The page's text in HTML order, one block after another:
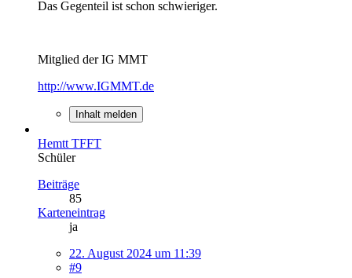
Das Gegenteil ist schon schwieriger.
Mitglied der IG MMT
http://www.IGMMT.de
Inhalt melden
Hemtt TFFT
Schüler
Beiträge
85
Karteneintrag
ja
22. August 2024 um 11:39
#9